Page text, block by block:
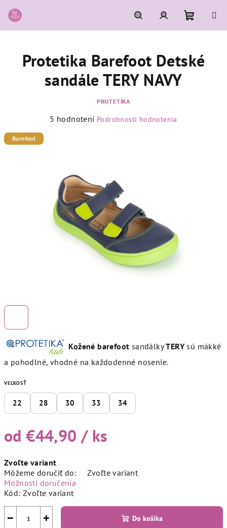
na
obsah
HľadaťPrihlásenie
košík
Kožené barefoot sandálkyTERYsú mäkké
a pohodlné, vhodné na každodenné nosenie.
VEĽKOSŤ
22 28 30 33 34
od€44,90 / ks
cena:
Zvoľte variant
Môžeme doručiť do:
Zvoľte variant
Možnosti doručenia
Kód: Zvoľte variant
+
− Do košíka
Protetika Barefoot Detské
sandále TERY NAVY
PROTETIKA
Priemerné
hviezdičiek.
5 hodnotení Podrobnosti hodnotenia
Barefoot